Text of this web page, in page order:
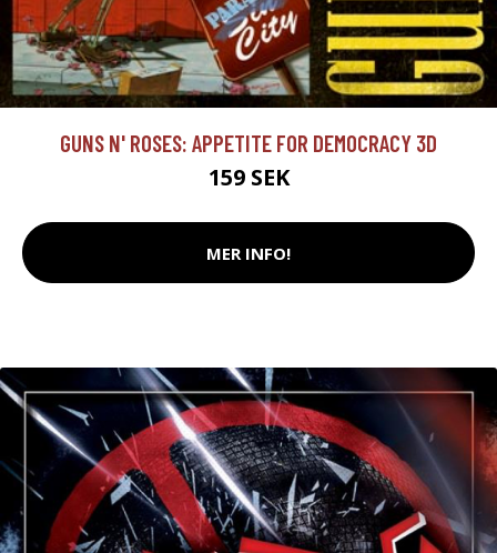
GUNS N' ROSES: APPETITE FOR DEMOCRACY 3D
159 SEK
MER INFO!